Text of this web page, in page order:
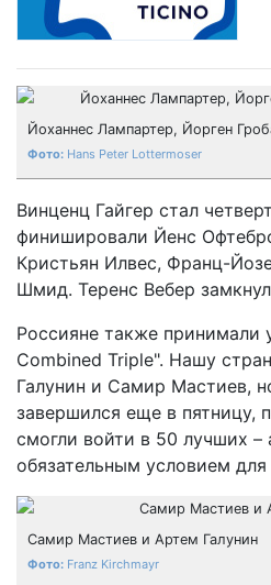
Йоханнес Лампартер, Йорген
Hans Peter Lottermoser
Винценц Гайгер стал
финишировали Йенс
Кристьян Илвес, Франц-
Шмид. Теренс Вебер
Россияне также принимали
Combined Triple". Нашу
Галунин и Самир Мастиев,
завершился еще в пятницу,
смогли войти в 50 лучших –
обязательным условием
Самир Мастиев и Артем Галунин
Franz Kirchmayr